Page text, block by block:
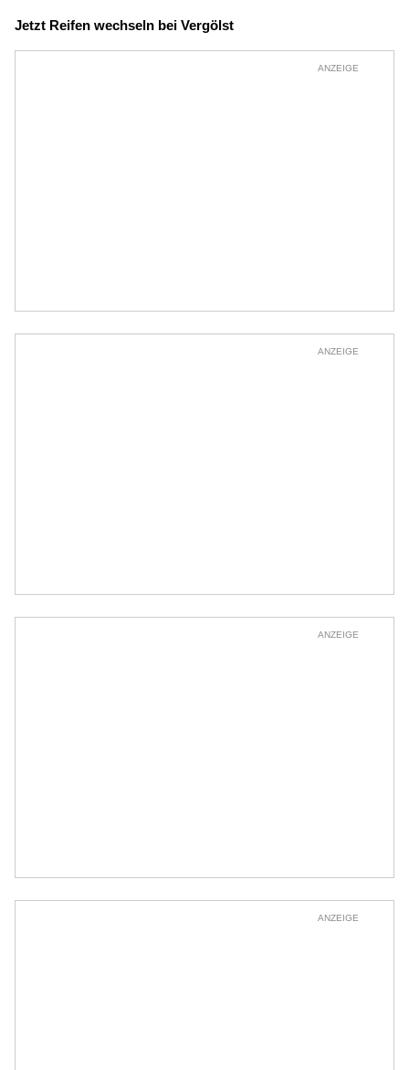
Jetzt Reifen wechseln bei Vergölst
ANZEIGE
ANZEIGE
ANZEIGE
ANZEIGE